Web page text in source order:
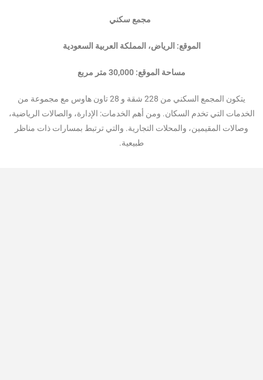
مجمع سكني
الموقع: الرياض، المملكة العربية السعودية
مساحة الموقع: 30,000 متر مربع
يتكون المجمع السكني من 228 شقة و 28 تاون هاوس مع مجموعة من
الخدمات التي تخدم السكان. ومن أهم الخدمات: الإدارة، والصالات الرياضية،
وصالات المقيمين، والمحلات التجارية. والتي ترتبط بمسارات ذات مناظر
طبيعية.